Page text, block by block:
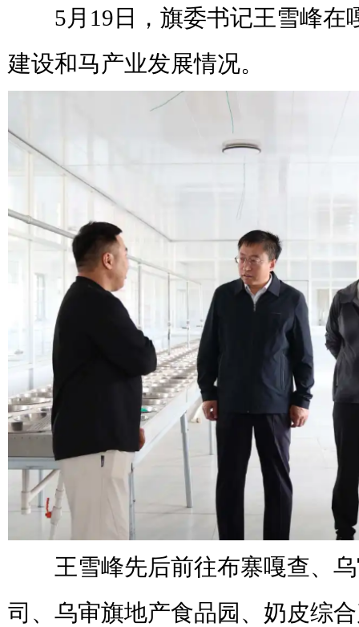
5月19日，旗委书记王雪峰在
建设和马产业发展情况。
王雪峰先后前往布寨嘎查、乌
司、乌审旗地产食品园、奶皮综